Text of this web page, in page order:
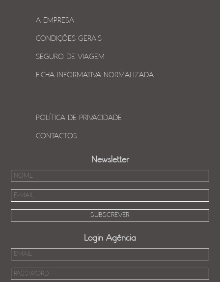
A EMPRESA
CONDIÇÕES GERAIS
SEGURO DE VIAGEM
FICHA INFORMATIVA NORMALIZADA
POLÍTICA DE PRIVACIDADE
CONTACTOS
Newsletter
Login Agência